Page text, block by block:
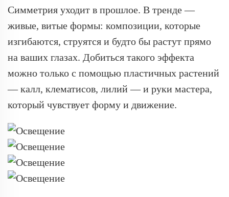
Симметрия уходит в прошлое. В тренде —
живые, витые формы: композиции, которые
изгибаются, струятся и будто бы растут прямо
на ваших глазах. Добиться такого эффекта
можно только с помощью пластичных растений
— калл, клематисов, лилий — и руки мастера,
который чувствует форму и движение.